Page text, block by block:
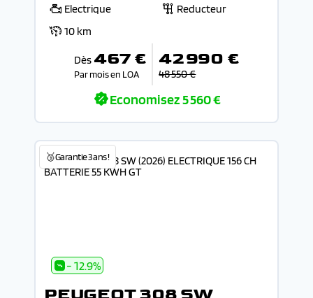
Electrique
Reducteur
10 km
Dès 467 €
Par mois en LOA
42 990 €
48 550 €
Economisez5 560 €
🥉Garantie 3 ans !
- 12.9%